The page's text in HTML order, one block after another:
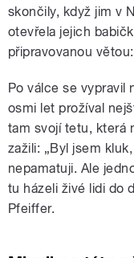
skončily, když jim v
otevřela jejich
připravovanou
Po válce se vypravil
osmi let prožíval
tam svojí tetu, která
zažili: „Byl jsem
nepamatuji. Ale
tu házeli živé lidi do
Pfeiffer.